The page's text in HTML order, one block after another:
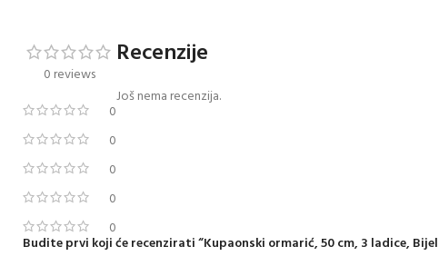
0 reviews
0
0
0
0
0
Recenzije
Još nema recenzija.
Budite prvi koji će recenzirati “Kupaonski ormarić, 50 cm, 3 ladice,